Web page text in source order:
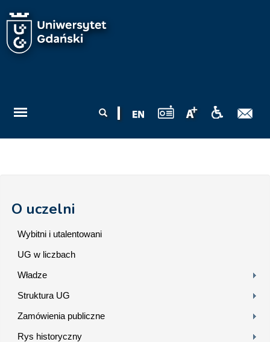
wyszukiwania
O uczelni
Wybitni i utalentowani
UG w liczbach
Władze
Struktura UG
Zamówienia publiczne
Rys historyczny